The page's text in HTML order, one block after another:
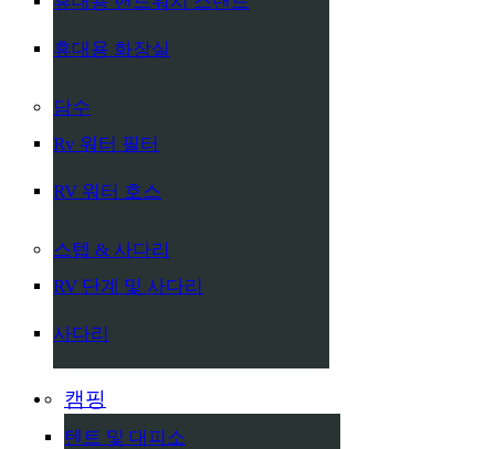
휴대용 화장실
담수
Rv 워터 필터
RV 워터 호스
스텝 & 사다리
RV 단계 및 사다리
사다리
캠핑
텐트 및 대피소